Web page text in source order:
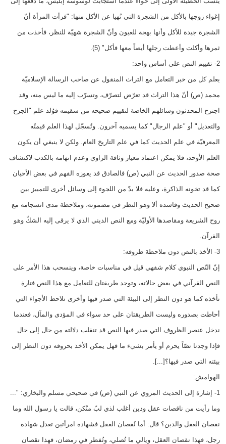
إغواء زوجها بالأكل من الشجرة التي نُهيا عن الأكل منها: "فرأت المرأة أنّ
الشجرة جيدة للأكل وأنها بهجة للعيون وأنّ الشجرة شهيّة للنظر، فأخذت من
ثمرها وأكلت وأعطت رجلها أيضاً معها فأكل" (5).
2- تقييم النص على أساس واحد:
يعلم كل من خبر التعامل مع التراث المنقول عن صاحب الرسالة الإسلاميّة
محمد (ص) أنّ هذا التراث قد تعرّض لتصرّف، وتسرّب إليه ما ليس منه، وقد
اجترح المحدثون وسائلهم الخاصة لتقييم صحيحه من سقيمه فوُلد علم "الجرح
والتعديل" أو "علم الرجال" كما يسميه آخرون. وتُسجّل لهذا العلم قيمتُه
المعرفيّة في علم الحديث كما في علم التاريخ العام. ولكن لا ينبغي أن يكون
العلم الأوحد، فلا يمكن اعتماد معيار وثاقة الراوي وعدم اتهامه بالكذب لاكتشاف
صحة صدور الحديث عن النبي (ص) فالصادق قد يعوزه الفهم في بعض الأحيان
كما قد تخونه الذاكرة، وعليه فلا بدّ من اللجوء إلى وسائل أخرى للتمييز بين
صحيح الحديث وفاسده ألا وهو النظر في مضمونه، وملاحظة مدى انسجامه مع
روح الشريعة ومقاصدها الأوليّة ومع النص الديني الذي لا يرقى إليه الشكّ وهو
القرآن.
3- الأخذ بالنص دون ملاحظة ظروفه:
إنّ النّص النبوي كلام شفهي قيل في مناسبات خاصة، وينسحب هذا الأمر على
النص القرآني في بعض حالاته، وتوجد طريقتان للتعامل مع هذا النص فتارة
نأخذه كما هو دون النظر إلى البيئة التي صدر فيها وأخرى نلاحظ الأجواء التي
أحاطت بصدوره وليست الطريقتان على حد سواء في المؤدى والمآل، فعندما
ندخل عنصر الظروف التي صدر فيها النص قد تنقلب دلالته من حال إلى حال.
فإذا وجدنا نصّاً يحرم أو يأمر بشيء ما فهل يمكن الأخذ بحروفه دون النظر إلى
بيئته التي صدر فيها؟[...].
الهوامش:
1- إشارة إلى الحديث المروي عن النبي (ص) في صحيحي مسلم والبخاري: "...
وما رأيت من ناقصات عقل ودين أغلب لذي لبّ منْكن، قالت يا رسول الله وما
نقصان العقل والدين؟ قال: أما نُقصان العقل فشهادة امرأتين تعدل شهادة
رجل، فهذا نقصان العقل، ويالي ما تُصلي، وتُفطر في رمضان، فهذا نقصان